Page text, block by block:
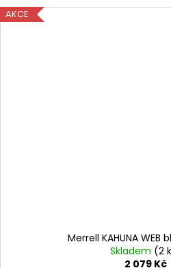
AKCE
Merrell KAHUNA WEB
Skladem (2
2 079 Kč